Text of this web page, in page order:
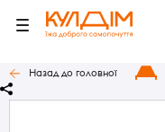
Назад до головної